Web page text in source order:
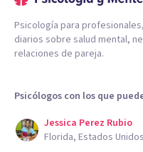
Psicología para
diarios sobre salud mental,
relaciones de pareja.
Psicólogos con los que
Jessica Perez Rubio
Florida, Estados